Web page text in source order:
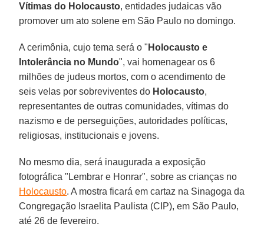
Vítimas do Holocausto, entidades judaicas vão
promover um ato solene em São Paulo no domingo.
A cerimônia, cujo tema será o " Holocausto e
Intolerância no Mundo", vai homenagear os 6
milhões de judeus mortos, com o acendimento de
seis velas por sobreviventes do Holocausto,
representantes de outras comunidades, vítimas do
nazismo e de perseguições, autoridades políticas,
religiosas, institucionais e jovens.
No mesmo dia, será inaugurada a exposição
fotográfica "Lembrar e Honrar", sobre as crianças no
Holocausto. A mostra ficará em cartaz na Sinagoga da
Congregação Israelita Paulista (CIP), em São Paulo,
até 26 de fevereiro.